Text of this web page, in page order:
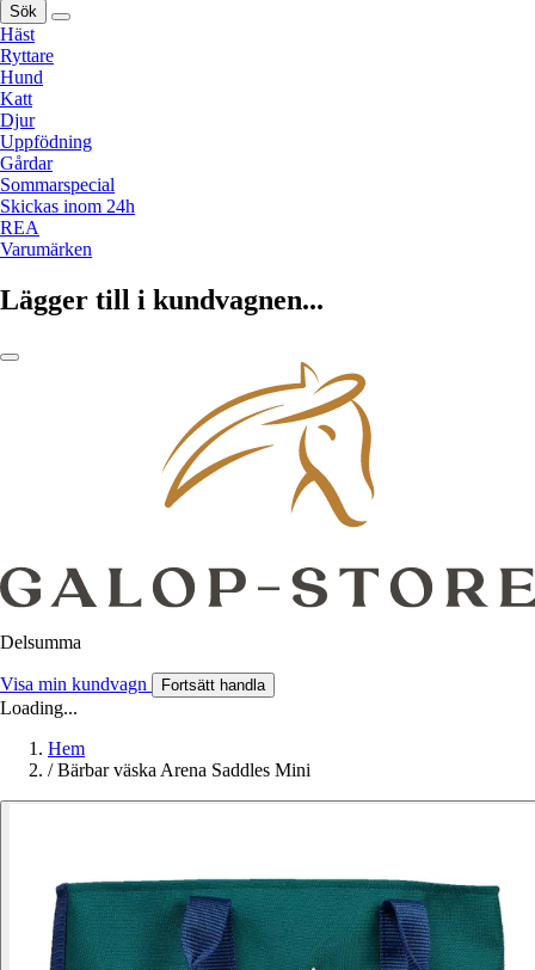
Sök
Häst
Ryttare
Hund
Katt
Djur
Uppfödning
Gårdar
Sommarspecial
Skickas inom 24h
REA
Varumärken
Lägger till i kundvagnen...
Delsumma
Visa min kundvagn Fortsätt handla
Loading...
Hem
/ Bärbar väska Arena Saddles Mini